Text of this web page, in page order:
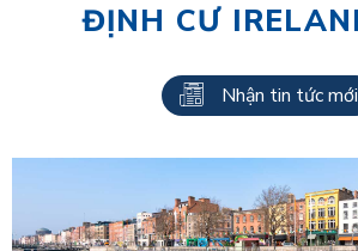
ĐỊNH CƯ
Nhận tin tức mới